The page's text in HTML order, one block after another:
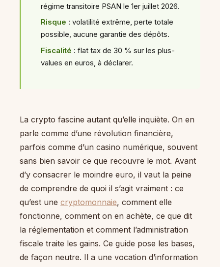
régime transitoire PSAN le 1er juillet 2026.
Risque : volatilité extrême, perte totale
possible, aucune garantie des dépôts.
Fiscalité : flat tax de 30 % sur les plus-
values en euros, à déclarer.
La crypto fascine autant qu’elle inquiète. On en
parle comme d’une révolution financière,
parfois comme d’un casino numérique, souvent
sans bien savoir ce que recouvre le mot. Avant
d’y consacrer le moindre euro, il vaut la peine
de comprendre de quoi il s’agit vraiment : ce
qu’est une cryptomonnaie, comment elle
fonctionne, comment on en achète, ce que dit
la réglementation et comment l’administration
fiscale traite les gains. Ce guide pose les bases,
de façon neutre. Il a une vocation d’information